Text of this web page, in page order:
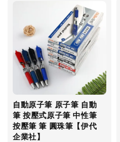
自動原子筆 原子筆 自動
筆 按壓式原子筆 中性筆
按壓筆 筆 圓珠筆【伊代
企業社】